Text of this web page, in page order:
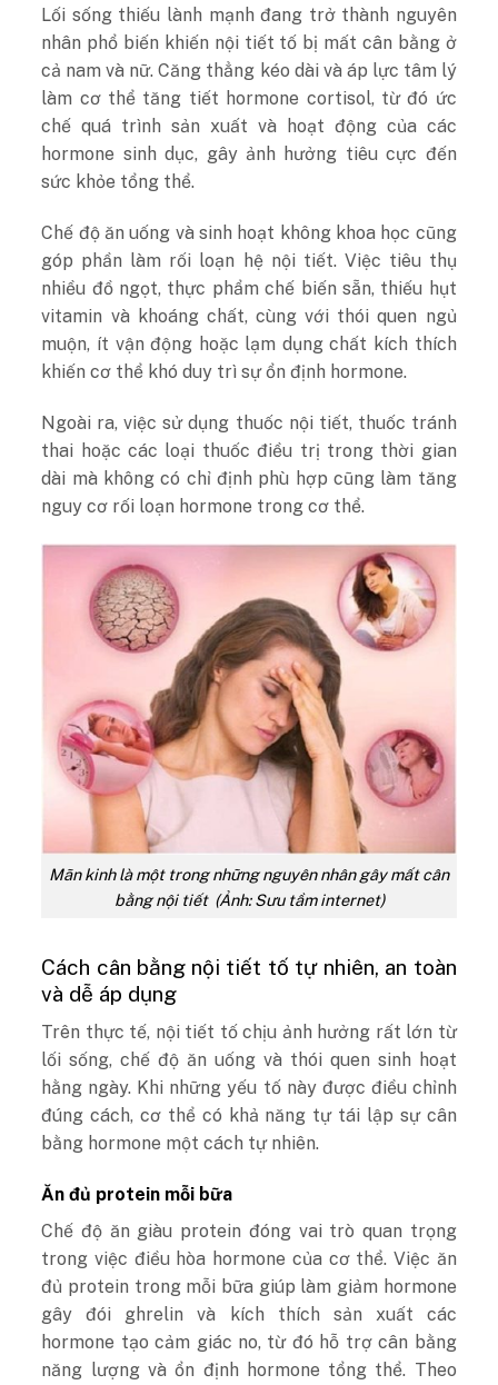
Lối sống thiếu lành mạnh đang trở thành nguyên
nhân phổ biến khiến nội tiết tố bị mất cân bằng ở
cả nam và nữ. Căng thẳng kéo dài và áp lực tâm lý
làm cơ thể tăng tiết hormone cortisol, từ đó ức
chế quá trình sản xuất và hoạt động của các
hormone sinh dục, gây ảnh hưởng tiêu cực đến
sức khỏe tổng thể.
Chế độ ăn uống và sinh hoạt không khoa học cũng
góp phần làm rối loạn hệ nội tiết. Việc tiêu thụ
nhiều đồ ngọt, thực phẩm chế biến sẵn, thiếu hụt
vitamin và khoáng chất, cùng với thói quen ngủ
muộn, ít vận động hoặc lạm dụng chất kích thích
khiến cơ thể khó duy trì sự ổn định hormone.
Ngoài ra, việc sử dụng thuốc nội tiết, thuốc tránh
thai hoặc các loại thuốc điều trị trong thời gian
dài mà không có chỉ định phù hợp cũng làm tăng
nguy cơ rối loạn hormone trong cơ thể.
Mãn kinh là một trong những nguyên nhân gây mất cân
bằng nội tiết (Ảnh: Sưu tầm internet)
Cách cân bằng nội tiết tố tự nhiên, an toàn
và dễ áp dụng
Trên thực tế, nội tiết tố chịu ảnh hưởng rất lớn từ
lối sống, chế độ ăn uống và thói quen sinh hoạt
hằng ngày. Khi những yếu tố này được điều chỉnh
đúng cách, cơ thể có khả năng tự tái lập sự cân
bằng hormone một cách tự nhiên.
Ăn đủ protein mỗi bữa
Chế độ ăn giàu protein đóng vai trò quan trọng
trong việc điều hòa hormone của cơ thể. Việc ăn
đủ protein trong mỗi bữa giúp làm giảm hormone
gây đói ghrelin và kích thích sản xuất các
hormone tạo cảm giác no, từ đó hỗ trợ cân bằng
năng lượng và ổn định hormone tổng thể. Theo